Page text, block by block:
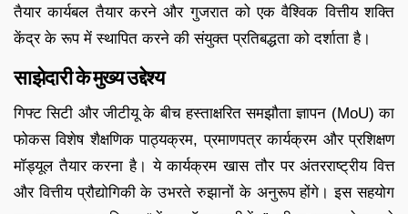
तैयार कार्यबल तैयार करने और गुजरात को एक वैश्विक वित्तीय शक्ति
केंद्र के रूप में स्थापित करने की संयुक्त प्रतिबद्धता को दर्शाता है।
साझेदारी के मुख्य उद्देश्य
गिफ्ट सिटी और जीटीयू के बीच हस्ताक्षरित समझौता ज्ञापन (MoU) का
फोकस विशेष शैक्षणिक पाठ्यक्रम, प्रमाणपत्र कार्यक्रम और प्रशिक्षण
मॉड्यूल तैयार करना है। ये कार्यक्रम खास तौर पर अंतरराष्ट्रीय वित्त
और वित्तीय प्रौद्योगिकी के उभरते रुझानों के अनुरूप होंगे। इस सहयोग